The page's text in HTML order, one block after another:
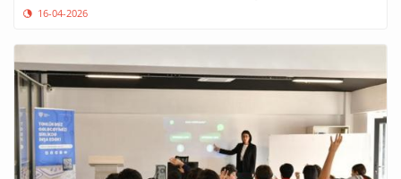
16-04-2026